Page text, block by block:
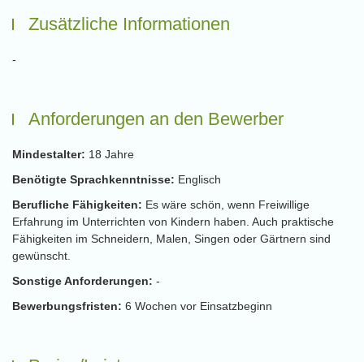
Zusätzliche Informationen
-
Anforderungen an den Bewerber
Mindestalter: 18 Jahre
Benötigte Sprachkenntnisse: Englisch
Berufliche Fähigkeiten: Es wäre schön, wenn Freiwillige
Erfahrung im Unterrichten von Kindern haben. Auch praktische
Fähigkeiten im Schneidern, Malen, Singen oder Gärtnern sind
gewünscht.
Sonstige Anforderungen: -
Bewerbungsfristen: 6 Wochen vor Einsatzbeginn